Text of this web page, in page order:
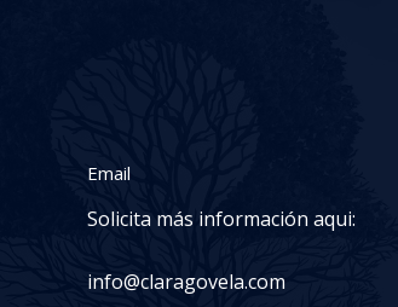
Email
Solicita más información aqui:
info@claragovela.com